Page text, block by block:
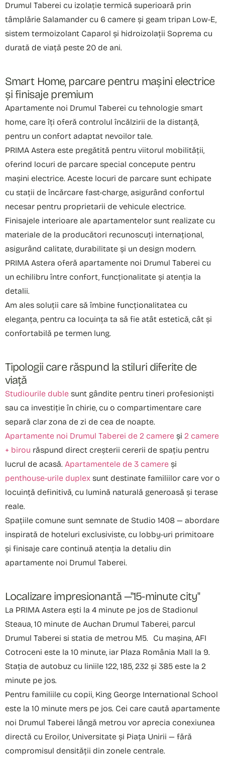
Drumul Taberei cu izolație termică superioară prin
tâmplărie Salamander cu 6 camere și geam tripan Low-E,
sistem termoizolant Caparol și hidroizolații Soprema cu
durată de viață peste 20 de ani.
Smart Home, parcare pentru mașini electrice
și finisaje premium
Apartamente noi Drumul Taberei cu tehnologie smart
home, care îți oferă controlul încălzirii de la distanță,
pentru un confort adaptat nevoilor tale.
PRIMA Astera este pregătită pentru viitorul mobilității,
oferind locuri de parcare special concepute pentru
mașini electrice. Aceste locuri de parcare sunt echipate
cu stații de încărcare fast-charge, asigurând confortul
necesar pentru proprietarii de vehicule electrice.
Finisajele interioare ale apartamentelor sunt realizate cu
materiale de la producători recunoscuți internațional,
asigurând calitate, durabilitate și un design modern.
PRIMA Astera oferă apartamente noi Drumul Taberei cu
un echilibru între confort, funcționalitate și atenția la
detalii.
Am ales soluții care să îmbine funcționalitatea cu
eleganța, pentru ca locuința ta să fie atât estetică, cât și
confortabilă pe termen lung.
Tipologii care răspund la stiluri diferite de
viață
Studiourile duble sunt gândite pentru tineri profesioniști
sau ca investiție în chirie, cu o compartimentare care
separă clar zona de zi de cea de noapte.
Apartamente noi Drumul Taberei de 2 camere și 2 camere
+ birou răspund direct creșterii cererii de spațiu pentru
lucrul de acasă. Apartamentele de 3 camere și
penthouse-urile duplex sunt destinate familiilor care vor o
locuință definitivă, cu lumină naturală generoasă și terase
reale.
Spațiile comune sunt semnate de Studio 1408 — abordare
inspirată de hoteluri exclusiviste, cu lobby-uri primitoare
și finisaje care continuă atenția la detaliu din
apartamente noi Drumul Taberei.
Localizare impresionantă —"15-minute city"
La PRIMA Astera ești la 4 minute pe jos de Stadionul
Steaua, 10 minute de Auchan Drumul Taberei, parcul
Drumul Taberei si statia de metrou M5. Cu mașina, AFI
Cotroceni este la 10 minute, iar Plaza România Mall la 9.
Stația de autobuz cu liniile 122, 185, 232 și 385 este la 2
minute pe jos.
Pentru familiile cu copii, King George International School
este la 10 minute mers pe jos. Cei care caută apartamente
noi Drumul Taberei lângă metrou vor aprecia conexiunea
directă cu Eroilor, Universitate și Piața Unirii — fără
compromisul densității din zonele centrale.